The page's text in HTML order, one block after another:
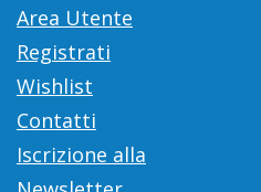
Area Utente
Registrati
Wishlist
Contatti
Iscrizione alla